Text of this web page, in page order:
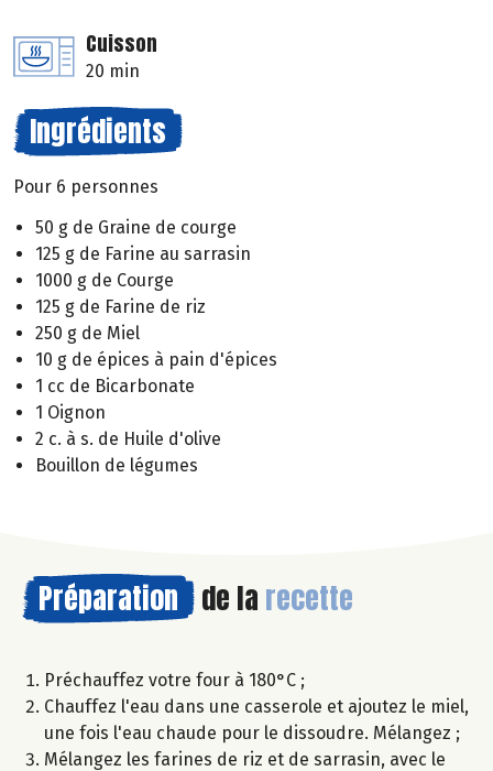
Cuisson
20 min
Ingrédients
Pour 6 personnes
50 g de Graine de courge
125 g de Farine au sarrasin
1000 g de Courge
125 g de Farine de riz
250 g de Miel
10 g de épices à pain d'épices
1 cc de Bicarbonate
1 Oignon
2 c. à s. de Huile d'olive
Bouillon de légumes
Préparation de la recette
Préchauffez votre four à 180°C ;
Chauffez l'eau dans une casserole et ajoutez le miel,
une fois l'eau chaude pour le dissoudre. Mélangez ;
Mélangez les farines de riz et de sarrasin, avec le